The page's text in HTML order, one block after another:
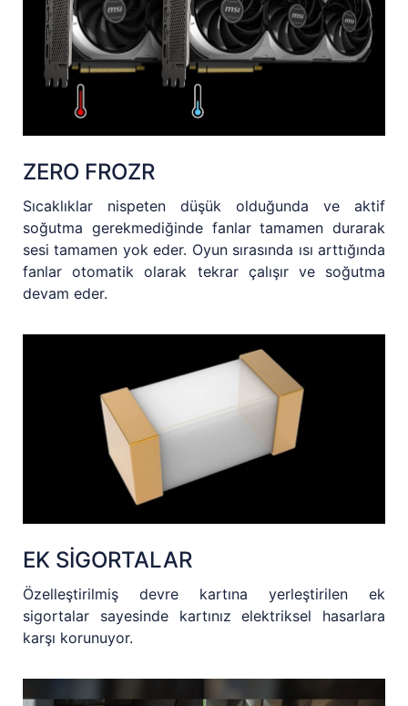
ZERO FROZR
Sıcaklıklar nispeten düşük olduğunda ve aktif
soğutma gerekmediğinde fanlar tamamen durarak
sesi tamamen yok eder. Oyun sırasında ısı arttığında
fanlar otomatik olarak tekrar çalışır ve soğutma
devam eder.
EK SİGORTALAR
Özelleştirilmiş devre kartına yerleştirilen ek
sigortalar sayesinde kartınız elektriksel hasarlara
karşı korunuyor.